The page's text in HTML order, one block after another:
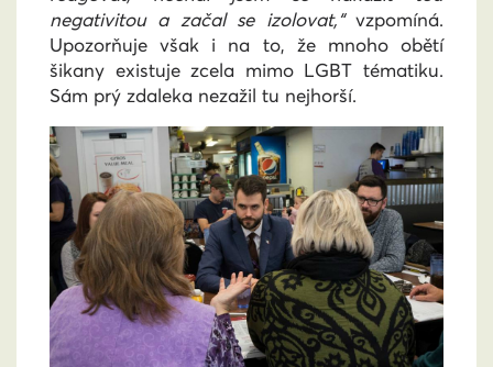
negativitou a začal se izolovat,“ vzpomíná.
Upozorňuje však i na to, že mnoho obětí
šikany existuje zcela mimo LGBT tématiku.
Sám prý zdaleka nezažil tu nejhorší.